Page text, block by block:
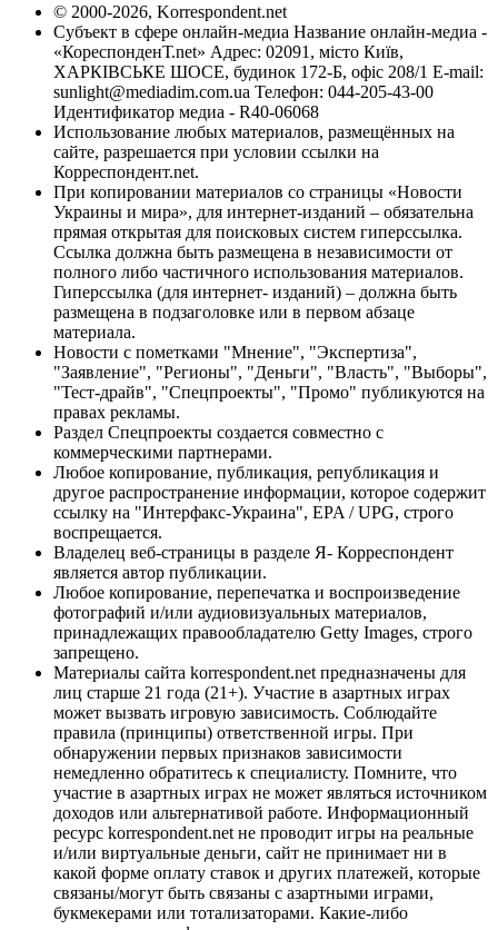
© 2000-2026, Korrespondent.net
Субъект в сфере онлайн-медиа Название онлайн-медиа -
«КореспонденТ.net» Адрес: 02091, місто Київ,
ХАРКІВСЬКЕ ШОСЕ, будинок 172-Б, офіс 208/1 E-mail:
sunlight@mediadim.com.ua Телефон: 044-205-43-00
Идентификатор медиа - R40-06068
Использование любых материалов, размещённых на
сайте, разрешается при условии ссылки на
Корреспондент.net.
При копировании материалов со страницы «Новости
Украины и мира», для интернет-изданий – обязательна
прямая открытая для поисковых систем гиперссылка.
Ссылка должна быть размещена в независимости от
полного либо частичного использования материалов.
Гиперссылка (для интернет- изданий) – должна быть
размещена в подзаголовке или в первом абзаце
материала.
Новости с пометками "Мнение", "Экспертиза",
"Заявление", "Регионы", "Деньги", "Власть", "Выборы",
"Тест-драйв", "Спецпроекты", "Промо" публикуются на
правах рекламы.
Раздел Спецпроекты создается совместно с
коммерческими партнерами.
Любое копирование, публикация, републикация и
другое распространение информации, которое содержит
ссылку на "Интерфакс-Украина", EPA / UPG, строго
воспрещается.
Владелец веб-страницы в разделе Я- Корреспондент
является автор публикации.
Любое копирование, перепечатка и воспроизведение
фотографий и/или аудиовизуальных материалов,
принадлежащих правообладателю Getty Images, строго
запрещено.
Материалы сайта korrespondent.net предназначены для
лиц старше 21 года (21+). Участие в азартных играх
может вызвать игровую зависимость. Соблюдайте
правила (принципы) ответственной игры. При
обнаружении первых признаков зависимости
немедленно обратитесь к специалисту. Помните, что
участие в азартных играх не может являться источником
доходов или альтернативой работе. Информационный
ресурс korrespondent.net не проводит игры на реальные
и/или виртуальные деньги, сайт не принимает ни в
какой форме оплату ставок и других платежей, которые
связаны/могут быть связаны с азартными играми,
букмекерами или тотализаторами. Какие-либо